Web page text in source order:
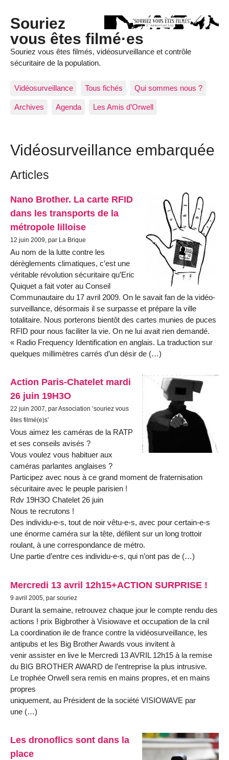
Souriez
vous êtes filmé·es
Souriez vous êtes filmés, vidéosurveillance et contrôle
sécuritaire de la population.
Vidéosurveillance Tous fichés Qui sommes nous ?
Archives Agenda Les Amis d’Orwell
Vidéosurveillance embarquée
Articles
Nano Brother. La carte RFID
dans les transports de la
métropole lilloise
12 juin 2009, par La Brique
Au nom de la lutte contre les
dérèglements climatiques, c’est une
véritable révolution sécuritaire qu’Eric
Quiquet a fait voter au Conseil
Communautaire du 17 avril 2009. On le savait fan de la vidéo-
surveillance, désormais il se surpasse et prépare la ville
totalitaire. Nous porterons bientôt des cartes munies de puces
RFID pour nous faciliter la vie. On ne lui avait rien demandé.
« Radio Frequency Identification en anglais. La traduction sur
quelques millimètres carrés d’un désir de (…)
Action Paris-Chatelet mardi
26 juin 19H3O
22 juin 2007, par Association ’souriez vous
êtes filmé(e)s’
Vous aimez les caméras de la RATP
et ses conseils avisés ?
Vous voulez vous habituer aux
caméras parlantes anglaises ?
Participez avec nous à ce grand moment de fraternisation
sécuritaire avec le peuple parisien !
Rdv 19H3O Chatelet 26 juin
Nous te recrutons !
Des individu-e-s, tout de noir vêtu-e-s, avec pour certain-e-s
une énorme caméra sur la tête, défilent sur un long trottoir
roulant, à une correspondance de métro.
Une partie d’entre ces individu-e-s, qui n’ont pas de (…)
Mercredi 13 avril 12h15+ACTION SURPRISE !
9 avril 2005, par souriez
Durant la semaine, retrouvez chaque jour le compte rendu des
actions ! prix Bigbrother à Visiowave et occupation de la cnil
La coordination ile de france contre la vidéosurveillance, les
antipubs et les Big Brother Awards vous invitent à
venir assister en live le Mercredi 13 AVRIL 12h15 à la remise
du BIG BROTHER AWARD de l’entreprise la plus intrusive.
Le trophée Orwell sera remis en mains propres, et en mains
propres
uniquement, au Président de la société VISIOWAVE par
une (…)
Les dronoflics sont dans la
place